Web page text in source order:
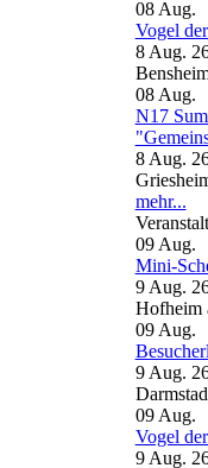
08 Aug.
Vogel
8 Aug.
08 Aug.
N17
8 Aug.
mehr...
09 Aug.
Mini-
9 Aug.
Hofheim
09 Aug.
9 Aug.
09 Aug.
Vogel
9 Aug.